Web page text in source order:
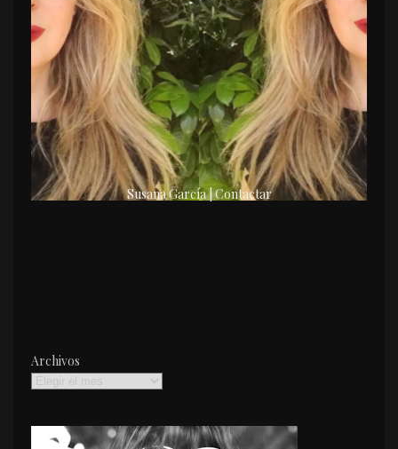
Susana García | Contactar
Archivos